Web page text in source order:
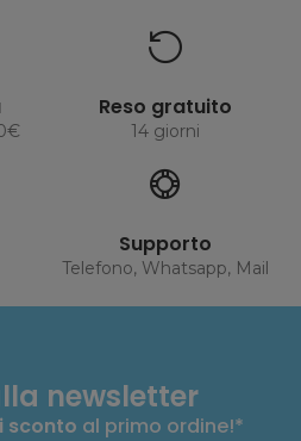
Reso gratuito
14 giorni
Supporto
Telefono, Whatsapp, Mail
newsletter
sconto al primo ordine!*